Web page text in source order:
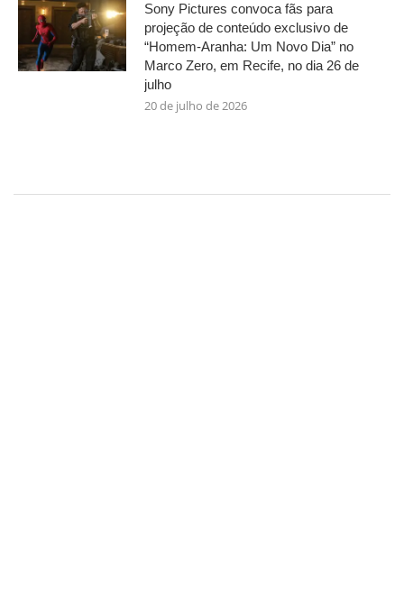
Sony Pictures convoca fãs para
projeção de conteúdo exclusivo de
“Homem-Aranha: Um Novo Dia” no
Marco Zero, em Recife, no dia 26 de
julho
20 de julho de 2026